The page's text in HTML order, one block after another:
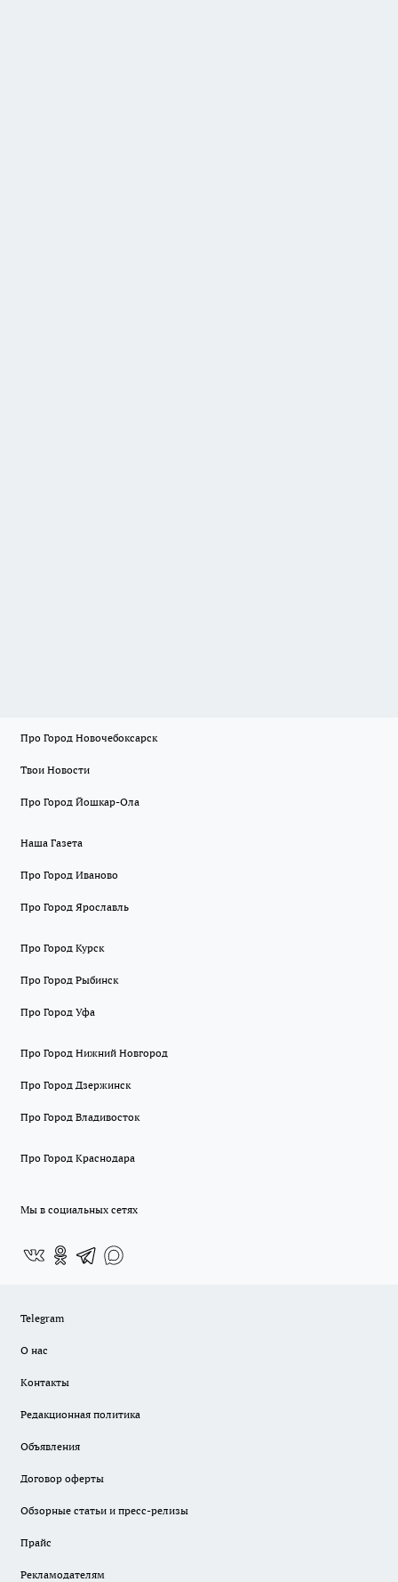
Про Город Новочебоксарск
Твои Новости
Про Город Йошкар-Ола
Наша Газета
Про Город Иваново
Про Город Ярославль
Про Город Курск
Про Город Рыбинск
Про Город Уфа
Про Город Нижний Новгород
Про Город Дзержинск
Про Город Владивосток
Про Город Краснодара
Мы в социальных сетях
Telegram
О нас
Контакты
Редакционная политика
Объявления
Договор оферты
Обзорные статьи и пресс-релизы
Прайс
Рекламодателям